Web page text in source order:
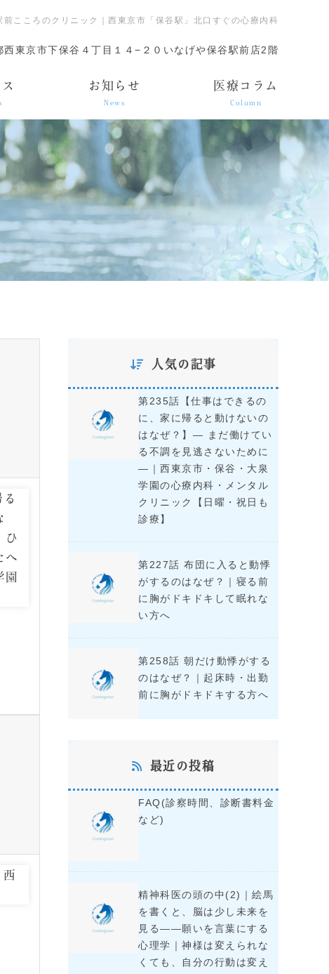
前こころのクリニック｜西東京市「保谷駅」北口すぐの心療内科
西東京市下保谷４丁目１４−２０いなげや保谷駅前店2階
お知らせ
News
医療コラム
Column
ひ
へ
園
人気の記事
第235話【仕事はできるの
に、家に帰ると動けないの
はなぜ？】― まだ働けてい
る不調を見逃さないために
―｜西東京市・保谷・大泉
学園の心療内科・メンタル
クリニック【日曜・祝日も
診療】
第227話 布団に入ると動悸
がするのはなぜ？｜寝る前
に胸がドキドキして眠れな
い方へ
第258話 朝だけ動悸がする
のはなぜ？｜起床時・出勤
前に胸がドキドキする方へ
最近の投稿
FAQ(診察時間、診断書料金
など)
精神科医の頭の中(2)｜絵馬
を書くと、脳は少し未来を
見る――願いを言葉にする
心理学｜神様は変えられな
くても、自分の行動は変え